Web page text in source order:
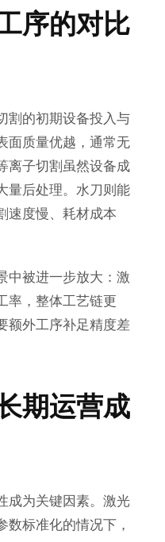
序的对比
割的初期设备投入与
面质量优越，通常无
离子切割虽然设备成
量后处理。水刀则能
速度慢、耗材成本
中被进一步放大：激
率，整体工艺链更
额外工序补足精度差
期运营成
成为关键因素。激光
标准化的情况下，